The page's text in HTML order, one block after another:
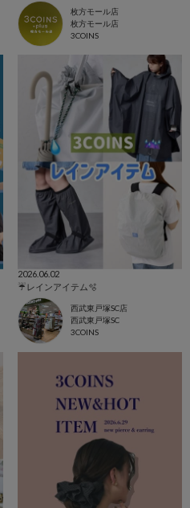
枚方モール店
枚方モール店
3COINS
2026.06.02
☔️レインアイテム🫧
西武東戸塚SC店
西武東戸塚SC
3COINS